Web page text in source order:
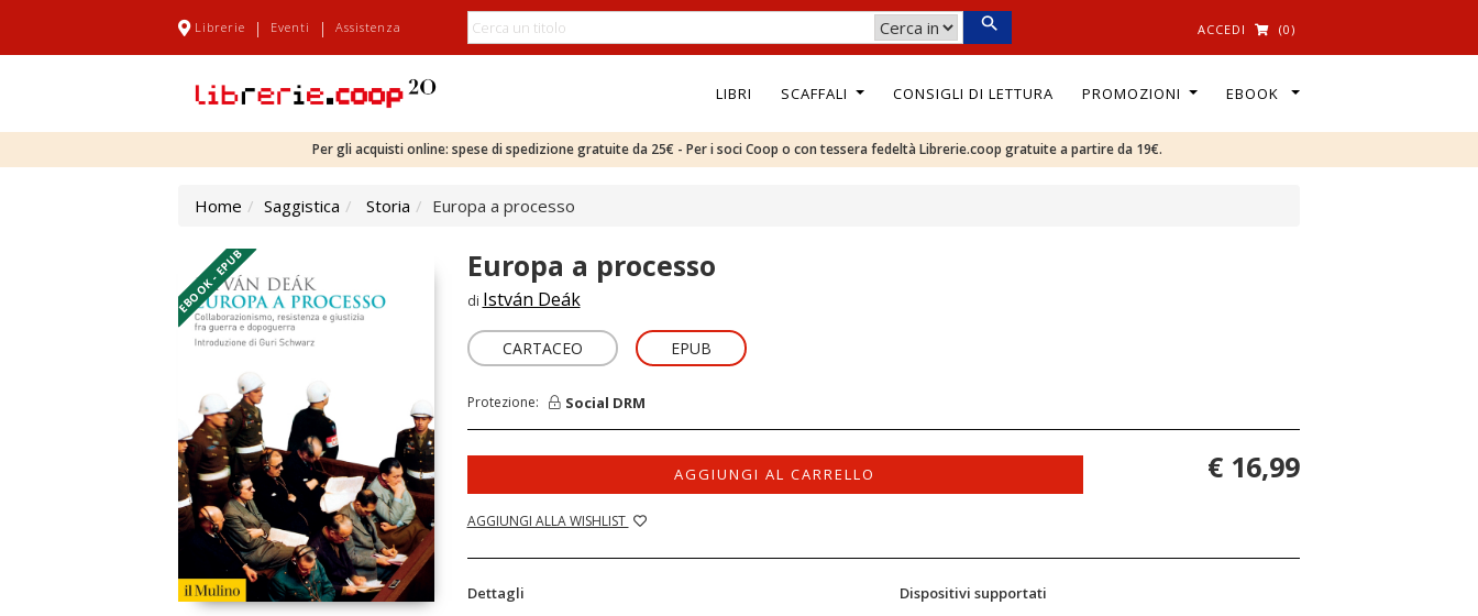
Librerie | Eventi | Assistenza ACCEDI (0)
LIBRI SCAFFALI CONSIGLI DI LETTURA PROMOZIONI EBOOK
Per gli acquisti online: spese di spedizione gratuite da 25€ - Per i soci Coop o con tessera fedeltà Librerie.coop gratuite a partire da 19€.
Home Saggistica Storia Europa a processo
EBOOK - EPUB Europa a processo
di István Deák
CARTACEO EPUB
Protezione: Social DRM
AGGIUNGI AL CARRELLO
AGGIUNGI ALLA WISHLIST
€ 16,99
Dettagli Dispositivi supportati